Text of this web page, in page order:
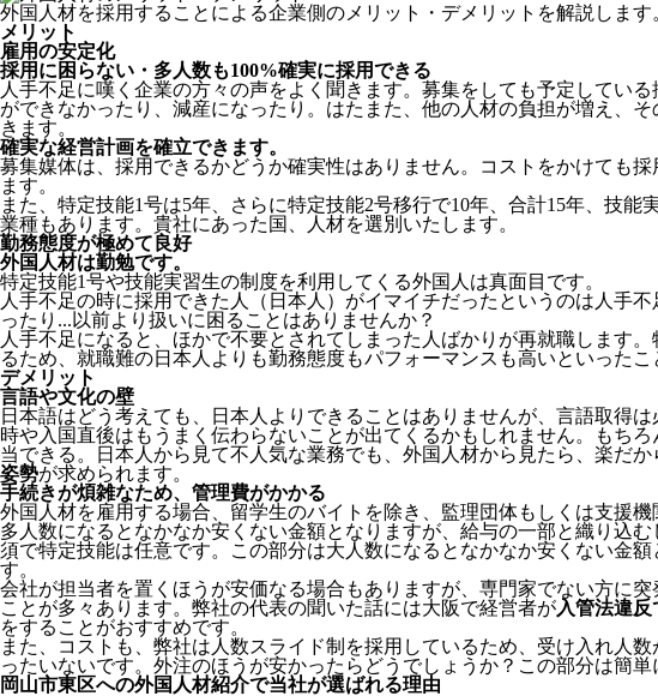
外国人材を採用することによる企業側のメリット・デメリットを解説します
メリット
雇用の安定化
採用に困らない・多人数も100%確実に採用できる
人手不足に嘆く企業の方々の声をよく聞きます。募集をしても予定してい
ができなかったり、減産になったり。はたまた、他の人材の負担が増え、
きます。
確実な経営計画を確立できます。
募集媒体は、採用できるかどうか確実性はありません。コストをかけても
ます。
また、特定技能1号は5年、さらに特定技能2号移行で10年、合計15年、技
業種もあります。貴社にあった国、人材を選別いたします。
勤務態度が極めて良好
外国人材は勤勉です。
特定技能1号や技能実習生の制度を利用してくる外国人は真面目 です。
人手不足の時に採用できた人（日本人）がイマイチだったというのは人手
ったり...以前より扱いに困ることはありませんか？
人手不足になると、ほかで不要とされてしまった人ばかりが再就職します
るため、就職難の日本人よりも勤務態度もパフォーマンスも高いといったこ
デメリット
言語や文化の壁
日本語はどう考えても、日本人よりできることはありませんが、言語取得
時や入国直後はもうまく伝わらないことが出てくるかもしれません。
もち
当できる。日本人から見て不人気な業務でも、外国人材から見たら、楽だ
姿勢が求められます。
手続きが煩雑なため、管理費がかかる
外国人材を雇用する場合、留学生のバイトを除き、 監理団体もしくは支援
多人数になるとなかなか安くない金額となりますが、給与の一部と織り込
須で特定技能は任意です。この部分は大人数になるとなかなか安くない金
す。
会社が担当者を置くほうが安価なる場合もありますが、専門家でない方に
ことが多々あります。弊社の代表の聞いた話には大阪で経営者が入管法違
をすることがおすすめです。
また、コストも、弊社は人数スライド制を採用しているため、受け入れ人
ったいないです。外注のほうが安かったらどうでしょうか？この部分は簡
岡山市東区への外国人材紹介で当社が選ばれる理由